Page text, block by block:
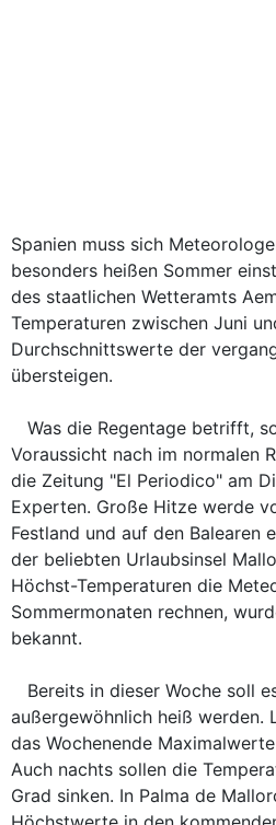
Spanien muss sich
besonders heißen Sommer
des staatlichen Wetteramts
Temperaturen zwischen Juni
Durchschnittswerte der
übersteigen.
Was die Regentage betrifft,
Voraussicht nach im normalen
die Zeitung "El Periodico" am
Experten. Große Hitze werde
Festland und auf den Balearen
der beliebten Urlaubsinsel
Höchst-Temperaturen die
Sommermonaten rechnen,
bekannt.
Bereits in dieser Woche soll
außergewöhnlich heiß werden.
das Wochenende
Auch nachts sollen die
Grad sinken. In Palma de